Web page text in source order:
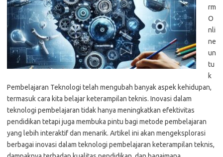
rm
O
nli
ne
un
tu
k
Pembelajaran Teknologi telah mengubah banyak aspek kehidupan,
termasuk cara kita belajar keterampilan teknis. Inovasi dalam
teknologi pembelajaran tidak hanya meningkatkan efektivitas
pendidikan tetapi juga membuka pintu bagi metode pembelajaran
yang lebih interaktif dan menarik. Artikel ini akan mengeksplorasi
berbagai inovasi dalam teknologi pembelajaran keterampilan teknis,